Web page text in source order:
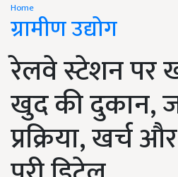
Home
ग्रामीण उद्योग
रेलवे स्टेशन पर
खुद की दुकान,
प्रक्रिया, खर्च